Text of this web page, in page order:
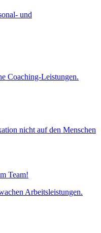
und
Coaching-Leistungen.
nicht auf den Menschen
Team!
Arbeitsleistungen.